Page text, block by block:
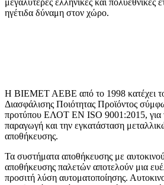
ηγέτιδα δύναμη στον χώρο.
H ΒΙΕΜΕΤ ΑΕΒΕ από το 1998 κατέχει το
Διασφάλισης Ποιότητας Προϊόντος
προτύπου ΕΛΟΤ EN ISO 9001:2015, για
παραγωγή και την εγκατάσταση
αποθήκευσης.
Τα συστήματα αποθήκευσης με
αποθήκευσης παλετών αποτελούν μια
προσιτή λύση αυτοματοποίησης.